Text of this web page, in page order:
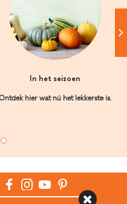
In het seizoen
hier wat nú het lekkerste is.